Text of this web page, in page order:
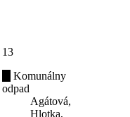
13
Komunálny
odpad
Agátová,
Hlotka,